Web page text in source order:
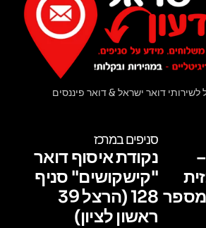
דואר ישראל & דואר פיננסים
מספר
סניפים במרכז
נקודת איסוף דואר
"קישקושים" סניף
128 (הרצל 39
ראשון לציון)